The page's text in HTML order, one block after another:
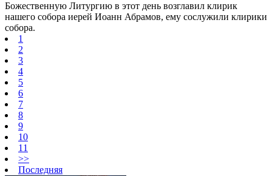
Божественную Литургию в этот день возглавил клирик
нашего собора иерей Иоанн Абрамов, ему сослужили клирики
собора.
1
2
3
4
5
6
7
8
9
10
11
>>
Последняя